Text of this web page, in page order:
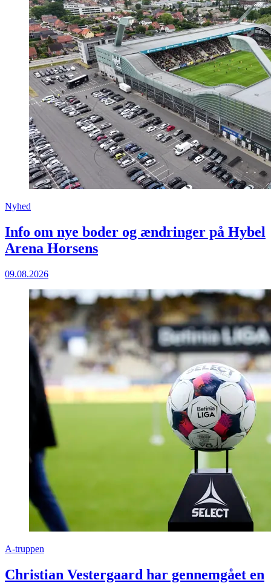
Nyhed
Info om nye boder og ændringer på Hybel
Arena Horsens
09.08.2026
A-truppen
Christian Vestergaard har gennemgået en